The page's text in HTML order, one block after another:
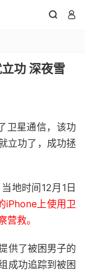
 
功 深夜雪
卫星通信，该功
立功了，成功拯
地时间12月1日
iPhone上使用卫
救。
供了被困男子的
成功追踪到被困